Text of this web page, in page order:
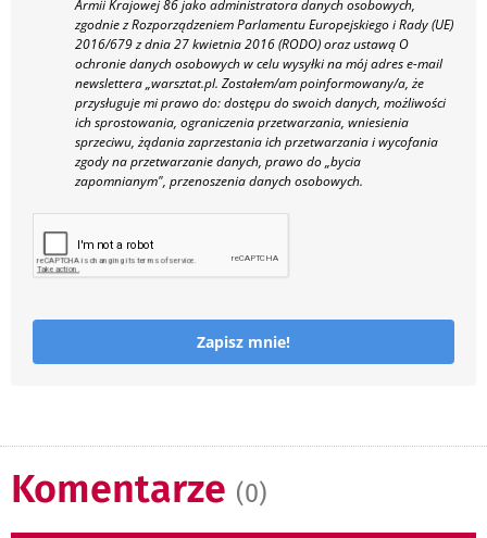
Armii Krajowej 86 jako administratora danych osobowych,
zgodnie z Rozporządzeniem Parlamentu Europejskiego i Rady (UE)
2016/679 z dnia 27 kwietnia 2016 (RODO) oraz ustawą O
ochronie danych osobowych w celu wysyłki na mój adres e-mail
newslettera „warsztat.pl. Zostałem/am poinformowany/a, że
przysługuje mi prawo do: dostępu do swoich danych, możliwości
ich sprostowania, ograniczenia przetwarzania, wniesienia
sprzeciwu, żądania zaprzestania ich przetwarzania i wycofania
zgody na przetwarzanie danych, prawo do „bycia
zapomnianym", przenoszenia danych osobowych.
Zapisz mnie!
Komentarze (0)